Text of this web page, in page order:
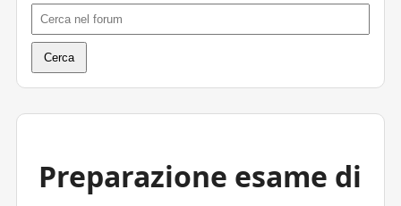
Preparazione esame di
Cerca